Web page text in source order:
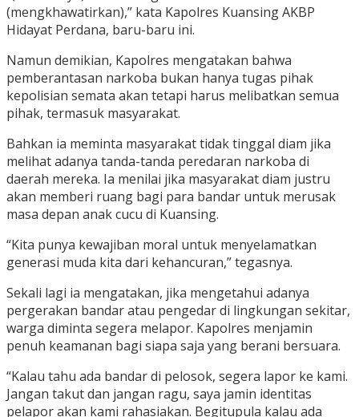
(mengkhawatirkan),” kata Kapolres Kuansing AKBP
Hidayat Perdana, baru-baru ini.
Namun demikian, Kapolres mengatakan bahwa
pemberantasan narkoba bukan hanya tugas pihak
kepolisian semata akan tetapi harus melibatkan semua
pihak, termasuk masyarakat.
Bahkan ia meminta masyarakat tidak tinggal diam jika
melihat adanya tanda-tanda peredaran narkoba di
daerah mereka. Ia menilai jika masyarakat diam justru
akan memberi ruang bagi para bandar untuk merusak
masa depan anak cucu di Kuansing.
“Kita punya kewajiban moral untuk menyelamatkan
generasi muda kita dari kehancuran,” tegasnya.
Sekali lagi ia mengatakan, jika mengetahui adanya
pergerakan bandar atau pengedar di lingkungan sekitar,
warga diminta segera melapor. Kapolres menjamin
penuh keamanan bagi siapa saja yang berani bersuara.
“Kalau tahu ada bandar di pelosok, segera lapor ke kami.
Jangan takut dan jangan ragu, saya jamin identitas
pelapor akan kami rahasiakan. Begitupula kalau ada